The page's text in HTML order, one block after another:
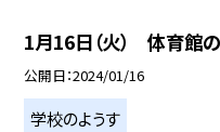
1月16日（火） 体育館
公開日 2024/01/16
学校のようす